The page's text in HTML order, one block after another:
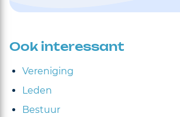
Ook interessant
Vereniging
Leden
Bestuur